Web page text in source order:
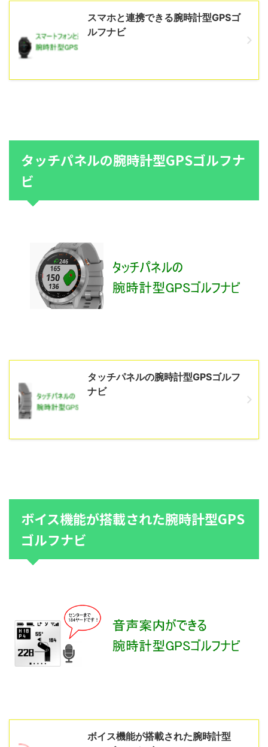
スマホと連携できる腕時計型GPSゴ
ルフナビ
タッチパネルの腕時計型GPSゴルフナ
ビ
タッチパネルの腕時計型GPSゴルフ
ナビ
ボイス機能が搭載された腕時計型GPS
ゴルフナビ
ボイス機能が搭載された腕時計型